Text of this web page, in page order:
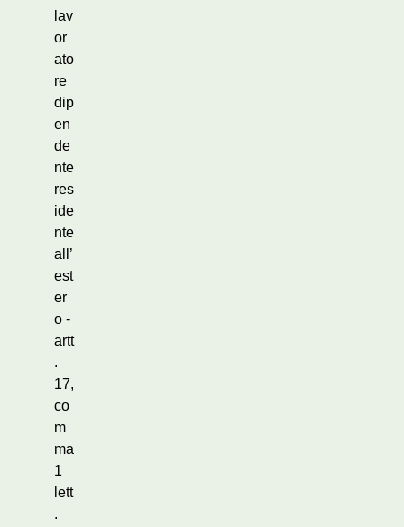
lav
or
ato
re
dip
en
de
nte
res
ide
nte
all’
est
er
o -
artt
.
17,
co
m
ma
1
lett
.